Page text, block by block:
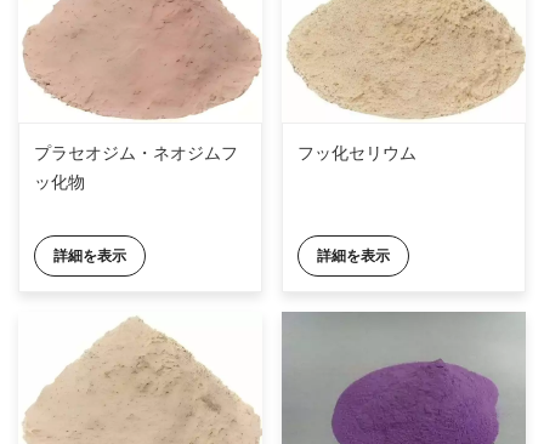
プラセオジム・ネオジムフ
ッ化物
詳細を表示
フッ化セリウム
詳細を表示